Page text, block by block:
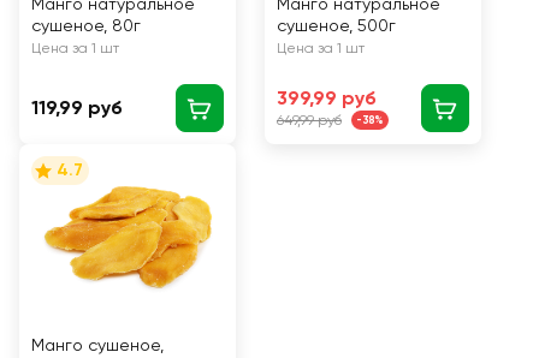
сушеное, 80г
Цена за 1 шт
119,99 руб
сушеное, 500г
Цена за 1 шт
399,99 руб
649,99 руб -38%
4.7
Манго сушеное,